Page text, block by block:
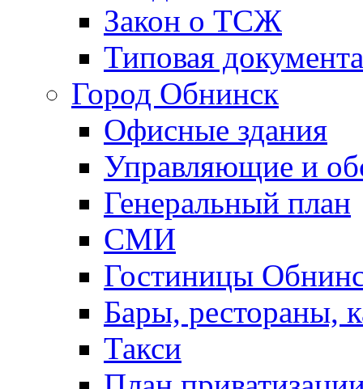
Закон о ТСЖ
Типовая
Город Обнинск
Офисные здания
Управляющие и
Генеральный план
СМИ
Гостиницы
Бары, рестораны,
Такси